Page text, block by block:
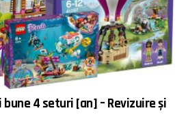
bune 4 seturi [an] – Revizuire și